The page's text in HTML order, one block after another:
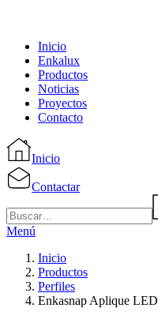
Inicio
Enkalux
Productos
Noticias
Proyectos
Contacto
Inicio
Contactar
Menú
Inicio
Productos
Perfiles
Enkasnap Aplique LED